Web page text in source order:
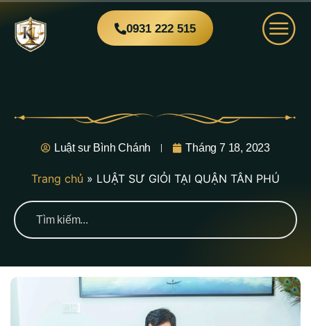
0931 222 515
Luật sư Bình Chánh Tháng 7 18, 2023
Trang chủ » LUẬT SƯ GIỎI TẠI QUẬN TÂN PHÚ